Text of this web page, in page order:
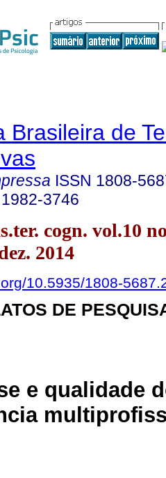
Brasileira de
ISSN 1808-
1982-3746
cogn. vol.10
2014
10.5935/1808-
DE
e qualidade